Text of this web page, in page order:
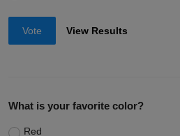
Vote View Results
What is your favorite color?
Red